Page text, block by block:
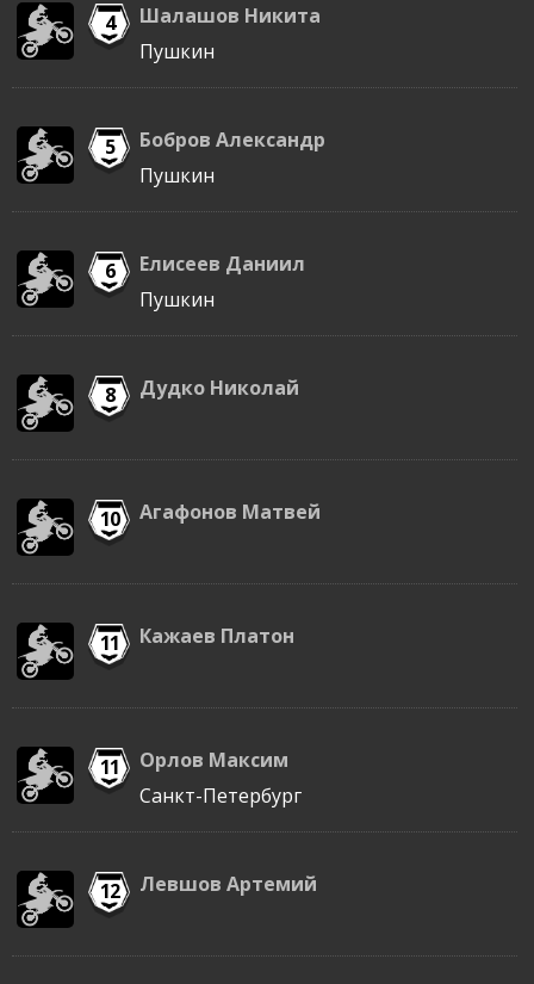
4
Шалашов Никита
Пушкин
5
Бобров Александр
Пушкин
6
Елисеев Даниил
Пушкин
8 Дудко Николай
10 Агафонов Матвей
11 Кажаев Платон
11
Орлов Максим
Санкт-Петербург
12 Левшов Артемий